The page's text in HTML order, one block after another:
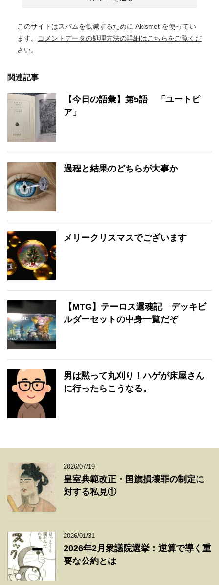
このサイトはスパムを低減するために Akismet を使ってい
ます。
コメントデータの処理方法の詳細はこちらをご覧くだ
さい。
関連記事
【今日の語彙】第5語 「ユートピ
ア」
過程と結果のどちらが大事か
メリークリスマスでございます
【MTG】テーロス還魂記 デッキビ
ルダーセットの中身一覧だぞ
男は黙って丸刈り！ハゲが床屋さん
に行ったらこうなる。
2026/07/19
皇室典範改正・国旗損壊罪の制定に
対する私見①
2026/01/31
2026年2月衆議院選挙：逆算で導く重
要な公約とは